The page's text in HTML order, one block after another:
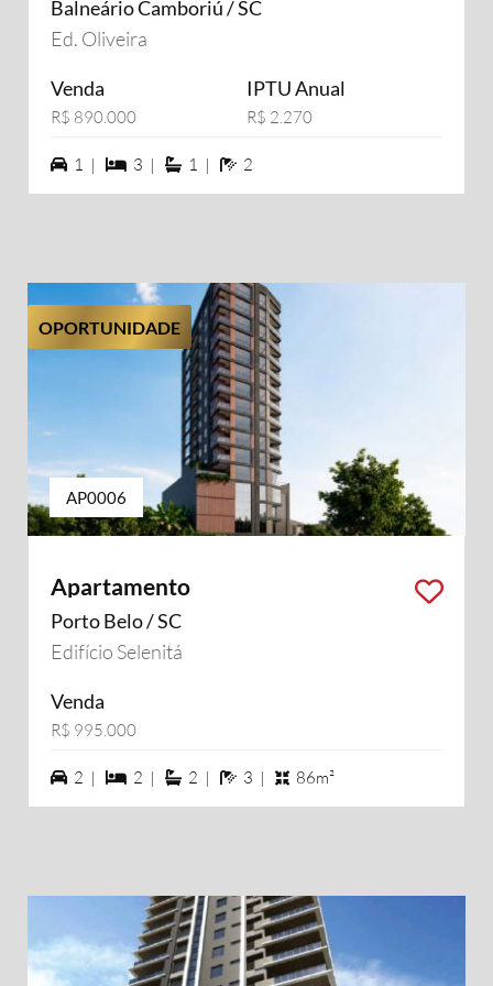
Balneário Camboriú / SC
Ed. Oliveira
Venda
R$ 890.000
IPTU Anual
R$ 2.270
1 vagas na garagem
1 | 3 dormiórios
3 | 1 suítes
1 | 2 banheiros
2
OPORTUNIDADE
AP0006
Apartamento
Porto Belo / SC
Edifício Selenitá
Venda
R$ 995.000
2 vagas na garagem
2 | 2 dormiórios
2 | 2 suítes
2 | 3 banheiros
3 | 86m²